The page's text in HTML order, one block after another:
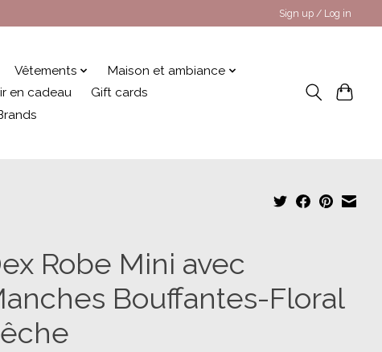
Sign up / Log in
Vêtements
Maison et ambiance
en cadeau
Gift cards
Robe Mini avec
Bouffantes-Floral